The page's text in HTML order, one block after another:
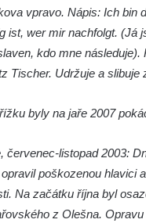
Jana Gurreho v Římově
u hřbitova v Římově
domu čp. 169 v Plavu
v Plavu
vpravo. Nápis: Ich bin
ist, wer mir nachfolgt. (Já
kdo mne následuje).
Tischer. Udržuje a slibuje
byly na jaře 2007
červenec-listopad 2003:
poškozenou hlavici
Na začátku října byl
z Olešna.